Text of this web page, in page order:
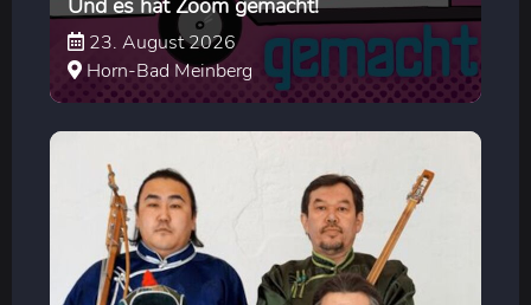
23. August 2026
Horn-Bad Meinberg